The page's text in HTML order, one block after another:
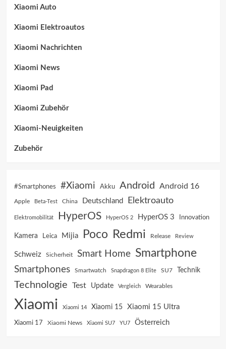
Xiaomi Auto
Xiaomi Elektroautos
Xiaomi Nachrichten
Xiaomi News
Xiaomi Pad
Xiaomi Zubehör
Xiaomi-Neuigkeiten
Zubehör
#Smartphones #Xiaomi Akku Android Android 16
Apple Beta-Test China Deutschland Elektroauto
Elektromobilität HyperOS HyperOS 2 HyperOS 3 Innovation
Kamera Leica Mijia Poco Redmi Release Review
Schweiz Sicherheit Smart Home Smartphone
Smartphones Smartwatch Snapdragon 8 Elite SU7 Technik
Technologie Test Update Vergleich Wearables
Xiaomi Xiaomi 14 Xiaomi 15 Xiaomi 15 Ultra
Xiaomi 17 Xiaomi News Xiaomi SU7 YU7 Österreich